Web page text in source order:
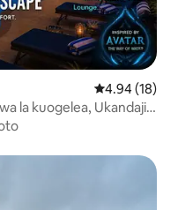
Ukadiriaji wa
4.94 (18)
la kuogelea, Ukandaji,